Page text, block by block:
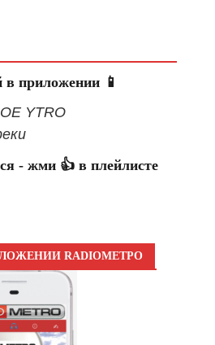
приложении 📱
YTRO
- жми 👍 в плейлисте
RADIOМЕТРО